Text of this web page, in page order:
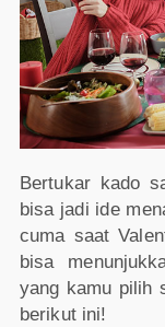
Bertukar kado
bisa jadi ide
cuma saat
bisa
yang kamu pilih
berikut ini!